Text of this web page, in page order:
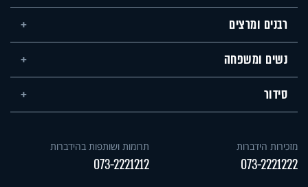
רבנים ומרצים
נשים ומשפחה
סידור
מזכירות הידברות
073-2221222
תרומות ושותפות בהידברות
073-2221212